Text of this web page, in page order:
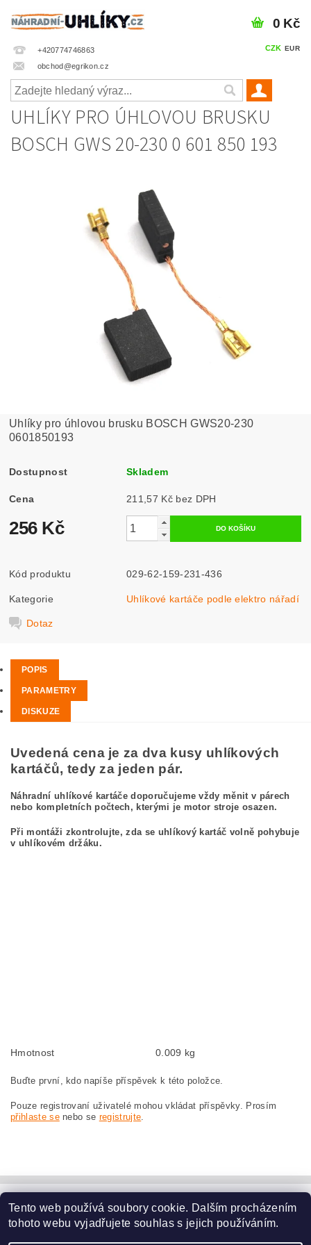
+420774746863
obchod@egrikon.cz
CZK EUR
0 Kč
UHLÍKY PRO ÚHLOVOU BRUSKU
BOSCH GWS 20-230 0 601 850 193
Uhlíky pro úhlovou brusku BOSCH GWS20-230
0601850193
Dostupnost Skladem
Cena 211,57 Kč bez DPH
256 Kč
Kód produktu 029-62-159-231-436
Kategorie Uhlíkové kartáče podle elektro nářadí
Dotaz
POPIS
PARAMETRY
DISKUZE
Uvedená cena je za dva kusy uhlíkových
kartáčů, tedy za jeden pár.
Náhradní uhlíkové kartáče doporučujeme vždy měnit v párech
nebo kompletních počtech, kterými je motor stroje osazen.
Při montáži zkontrolujte, zda se uhlíkový kartáč volně pohybuje
v uhlíkovém držáku.
Hmotnost 0.009 kg
Buďte první, kdo napíše příspěvek k této položce.
Pouze registrovaní uživatelé mohou vkládat příspěvky. Prosím
přihlaste senebo se registrujte.
www.dodilny.cz
Tento web používá soubory cookie. Dalším procházením
tohoto webu vyjadřujete souhlas s jejich používáním.